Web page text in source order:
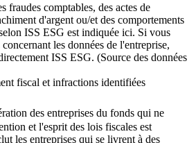
fraudes comptables, des actes de
d'argent ou/et des comportements
ISS ESG est indiquée ici. Si vous
les données de l'entreprise,
ISS ESG. (Source des données
fiscal et infractions identifiées
des entreprises du fonds qui ne
et l'esprit des lois fiscales est
les entreprises qui se livrent à des